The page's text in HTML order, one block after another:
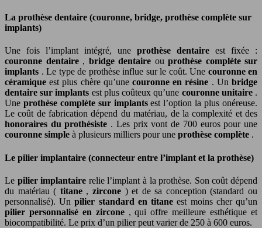
La prothèse dentaire (couronne, bridge, prothèse complète sur
implants)
Une fois l’implant intégré, une prothèse dentaire est fixée :
couronne dentaire , bridge dentaire ou prothèse complète sur
implants . Le type de prothèse influe sur le coût. Une couronne en
céramiqueest plus chère qu’unecouronne en résine . Unbridge
dentaire sur implants est plus coûteux qu’une couronne unitaire .
Une prothèse complète sur implantsest l’option la plus onéreuse.
Le coût de fabrication dépend du matériau, de la complexité et des
honoraires du prothésiste . Les prix vont de 700 euros pour une
couronne simple à plusieurs milliers pour une prothèse complète .
Le pilier implantaire (connecteur entre l’implant et la prothèse)
Le pilier implantaire relie l’implant à la prothèse. Son coût dépend
du matériau ( titane , zircone ) et de sa conception (standard ou
personnalisé). Unpilier standard en titaneest moins cher qu’un
pilier personnalisé en zircone , qui offre meilleure esthétique et
biocompatibilité. Le prix d’un pilier peut varier de 250 à 600 euros.